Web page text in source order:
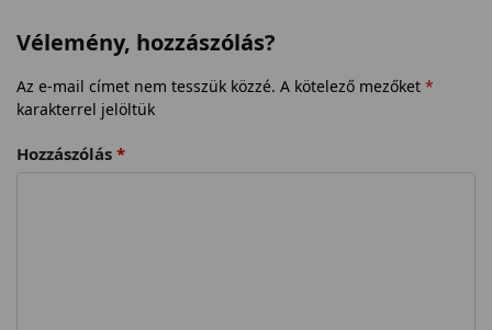
Vélemény, hozzászólás?
Az e-mail címet nem tesszük közzé. A kötelező mezőket *
karakterrel jelöltük
Hozzászólás *